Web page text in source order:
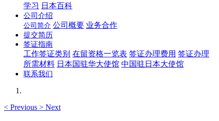
学习 日本百科
公司介绍
公司简介 公司概要 业务合作
提交简历
签证指南
工作签证类别 在留资格一览表 签证办理费用 签证办理
所需材料 日本国驻华大使馆 中国驻日本大使馆
联系我们
< Previous > Next